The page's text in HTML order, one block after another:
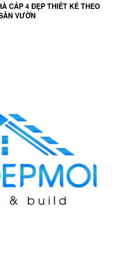
CẤP 4 ĐẸP THIẾT KẾ THEO
VƯỜN